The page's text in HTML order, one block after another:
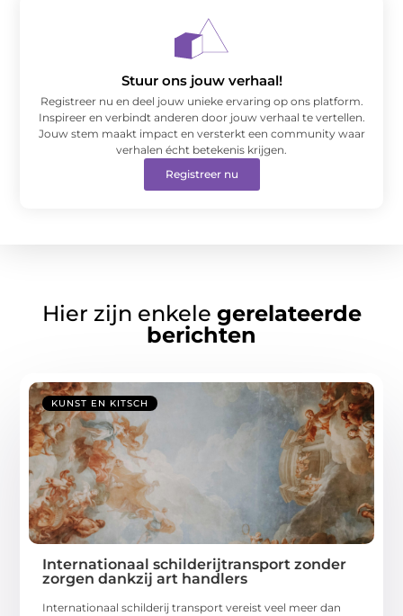
Stuur ons jouw verhaal!
Registreer nu en deel jouw unieke ervaring op ons platform.
Inspireer en verbindt anderen door jouw verhaal te vertellen.
Jouw stem maakt impact en versterkt een community waar
verhalen écht betekenis krijgen.
Registreer nu
Hier zijn enkele gerelateerde
berichten
KUNST EN KITSCH
Internationaal schilderijtransport zonder
zorgen dankzij art handlers
Internationaal schilderij transport vereist veel meer dan